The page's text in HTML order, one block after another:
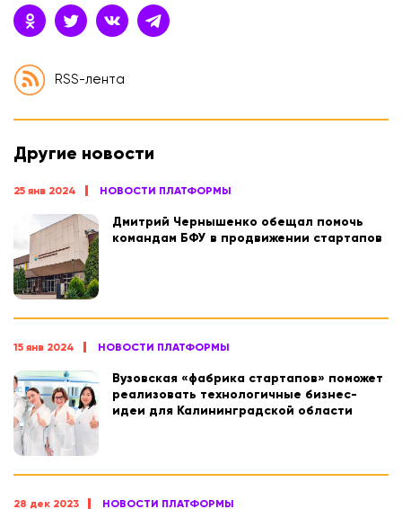
RSS-лента
Другие новости
25 янв 2024 НОВОСТИ ПЛАТФОРМЫ
Дмитрий Чернышенко обещал помочь
командам БФУ в продвижении стартапов
15 янв 2024 НОВОСТИ ПЛАТФОРМЫ
Вузовская «фабрика стартапов» поможет
реализовать технологичные бизнес-
идеи для Калининградской области
28 дек 2023 НОВОСТИ ПЛАТФОРМЫ